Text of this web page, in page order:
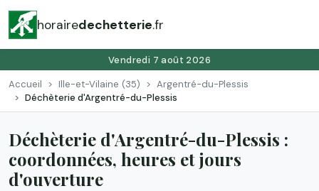
horairedechetterie.fr
Vendredi 7 août 2026
Accueil Ille-et-Vilaine (35)
Argentré-du-Plessis
Déchèterie d'Argentré-du-Plessis
Déchèterie d'Argentré-du-Plessis :
coordonnées, heures et jours
d'ouverture